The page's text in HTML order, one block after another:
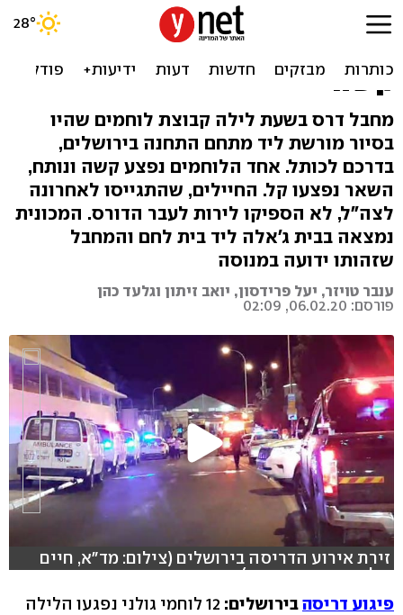
פיגוע דריסה בירושלים: 12
לוחמי גולני נפגעו, אחד מהם
קשה
מחבל דרס בשעת לילה קבוצת לוחמים שהיו
בסיור מורשת ליד מתחם התחנה בירושלים,
בדרכם לכותל. אחד הלוחמים נפצע קשה ונותח,
השאר נפצעו קל. החיילים, שהתגייסו לאחרונה
לצה"ל, לא הספיקו לירות לעבר הדורס. המכונית
נמצאה בבית ג'אלה ליד בית לחם והמחבל
שזהותו ידועה במנוסה
ענבר טויזר, יעל פרידסון, יואב זיתון וגלעד כהן
פורסם: 06.02.20, 02:09
זירת אירוע הדריסה בירושלים (צילום: מד"א, חיים
גולדברג, כיכר השבת)
פיגוע דריסהבירושלים:
12 לוחמי גולני נפגעו הלילה